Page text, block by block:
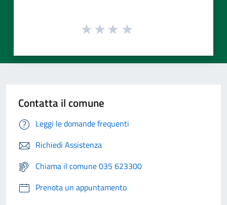
Contatta il comune
Leggi le domande frequenti
Richiedi Assistenza
Chiama il comune 035 623300
Prenota un appuntamento